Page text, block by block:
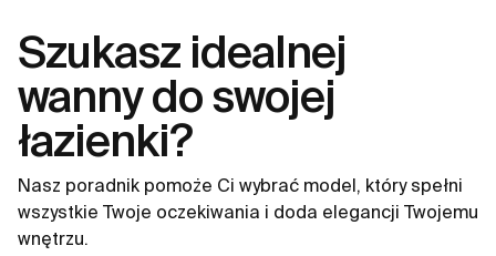
Szukasz idealnej
wanny do swojej
łazienki?
Nasz poradnik pomoże Ci wybrać model, który spełni
wszystkie Twoje oczekiwania i doda elegancji Twojemu
wnętrzu.